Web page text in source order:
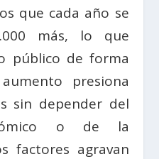
que cada año se
más, lo que
público de forma
presiona
sin depender del
o de la
factores agravan